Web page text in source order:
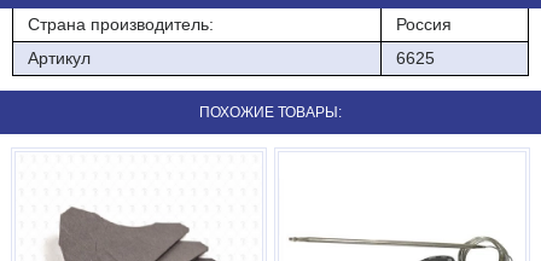
Страна производитель:
Россия
Артикул
6625
ПОХОЖИЕ ТОВАРЫ: